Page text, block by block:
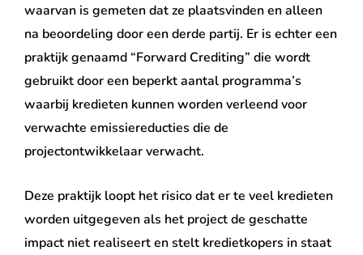
waarvan is gemeten dat ze plaatsvinden en alleen
na beoordeling door een derde partij. Er is echter een
praktijk genaamd “Forward Crediting” die wordt
gebruikt door een beperkt aantal programma’s
waarbij kredieten kunnen worden verleend voor
verwachte emissiereducties die de
projectontwikkelaar verwacht.
Deze praktijk loopt het risico dat er te veel kredieten
worden uitgegeven als het project de geschatte
impact niet realiseert en stelt kredietkopers in staat